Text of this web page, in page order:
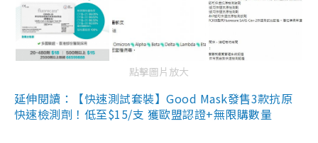
點擊圖片放大
延伸閱讀：【快速測試套裝】Good Mask發售3款抗原
快速檢測劑！低至$15/支 獲歐盟認證+無限購數量